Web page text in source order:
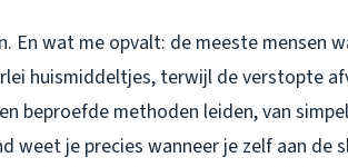
En wat me opvalt: de meeste mensen
huismiddeltjes, terwijl de verstopte
beproefde methoden leiden, van
weet je precies wanneer je zelf aan de